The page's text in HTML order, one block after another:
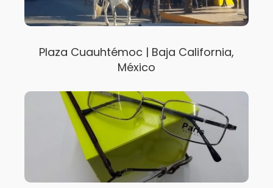
Plaza Cuauhtémoc | Baja California,
México